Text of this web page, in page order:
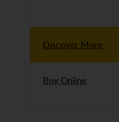
Discover More
Buy Online